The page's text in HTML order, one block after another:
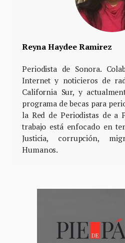
Reyna Haydee Ramirez
Periodista de Sonora.
Internet y noticieros de
California Sur, y
programa de becas para
la Red de Periodistas de a
trabajo está enfocado en
Justicia, corrupción,
Humanos.